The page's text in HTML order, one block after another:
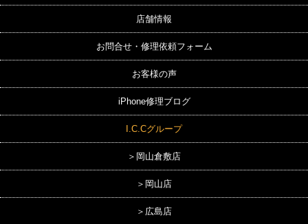
店舗情報
お問合せ・修理依頼フォーム
お客様の声
iPhone修理ブログ
I.C.Cグループ
＞岡山倉敷店
＞岡山店
＞広島店